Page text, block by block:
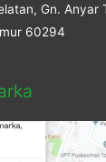
Gn. Anyar
60294